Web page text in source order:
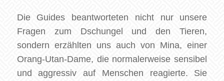
Die Guides beantworteten nicht nur unsere
Fragen zum Dschungel und den Tieren,
sondern erzählten uns auch von Mina, einer
Orang-Utan-Dame, die normalerweise sensibel
und aggressiv auf Menschen reagierte. Sie